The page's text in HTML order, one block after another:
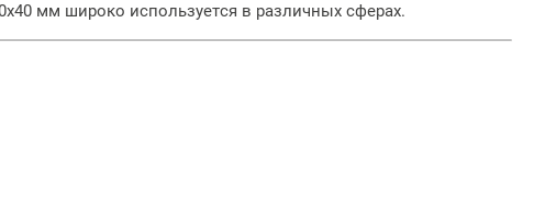
мм широко используется в различных сферах.